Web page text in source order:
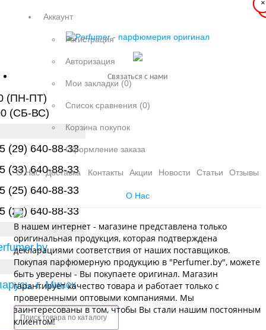
Аккаунт
Регистрация
Авторизация
Мои закладки (0)
Список сравнения (0)
Корзина покупок
Оформление заказа
О Нас Доставка Контакты Акции Новости Статьи Отзывы
О Нас
В нашем интернет - магазине представлена только
оригинальная продукция, которая подтверждена
декларациями соответствия от наших поставщиков.
Покупая парфюмерную продукцию в "Perfumer.by", можете
быть уверены - Вы покупаете оригинал. Магазин
гарантирует качество товара и работает только с
проверенными оптовыми компаниями. Мы
заинтересованы в том, чтобы Вы стали нашим постоянным
клиентом!
Связаться с нами
(ПН-ПТ)
(СБ-ВС)
(29) 640-88-33
(33) 640-88-33
(25) 640-88-33
(29) 640-88-33
г. Минск
×
×